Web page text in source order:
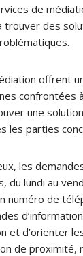
de
trouver des
offrent
confrontées
une
les parties
les
du lundi au
numéro de
et d’orienter
de proximité,